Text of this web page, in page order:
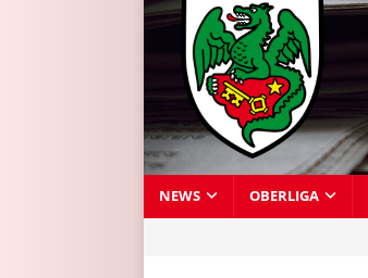
NEWS OBERLIGA